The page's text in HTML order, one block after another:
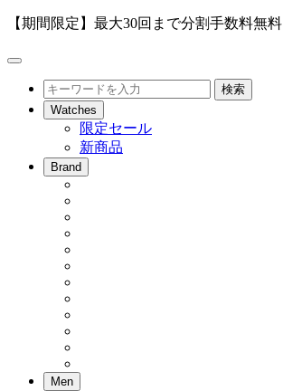
【期間限定】最大30回まで分割手数料無料
メ
検
索
検索
Watches
限定セール
新商品
Brand
Men